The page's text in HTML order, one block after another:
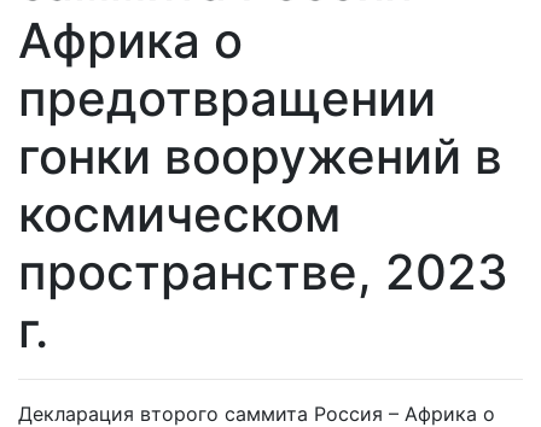
Африка о
предотвращении
гонки вооружений в
космическом
пространстве, 2023
г.
Декларация второго саммита Россия – Африка о